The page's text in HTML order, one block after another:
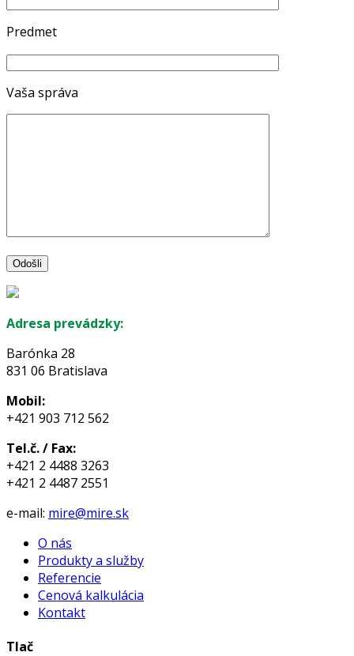
Predmet
Vaša správa
Adresa prevádzky:
Barónka 28
831 06 Bratislava
Mobil:
+421 903 712 562
Tel.č. / Fax:
+421 2 4488 3263
+421 2 4487 2551
e-mail: mire@mire.sk
O nás
Produkty a služby
Referencie
Cenová kalkulácia
Kontakt
Tlač